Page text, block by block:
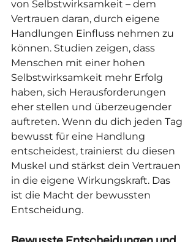
von Selbstwirksamkeit – dem
Vertrauen daran, durch eigene
Handlungen Einfluss nehmen zu
können. Studien zeigen, dass
Menschen mit einer hohen
Selbstwirksamkeit mehr Erfolg
haben, sich Herausforderungen
eher stellen und überzeugender
auftreten. Wenn du dich jeden Tag
bewusst für eine Handlung
entscheidest, trainierst du diesen
Muskel und stärkst dein Vertrauen
in die eigene Wirkungskraft. Das
ist die Macht der bewussten
Entscheidung.